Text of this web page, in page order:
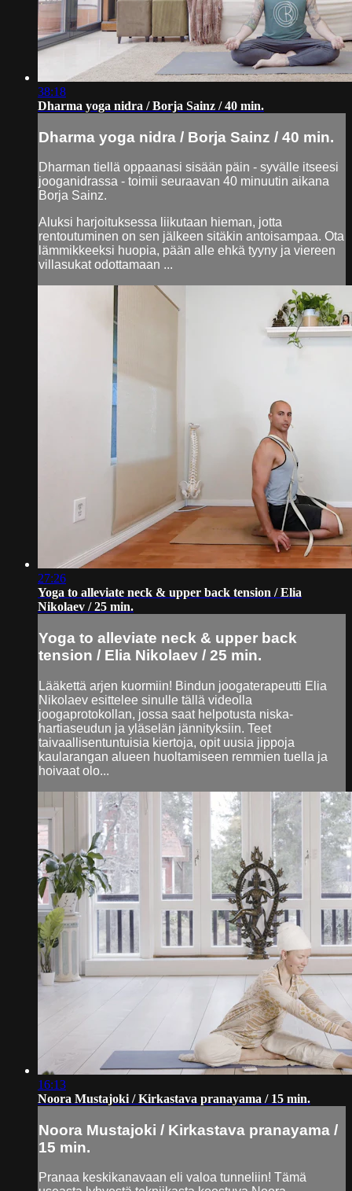
38:18
Dharma yoga nidra / Borja Sainz / 40 min.
Dharma yoga nidra / Borja Sainz / 40 min.
Dharman tiellä oppaanasi sisään päin - syvälle itseesi
jooganidrassa - toimii seuraavan 40 minuutin aikana
Borja Sainz.
Aluksi harjoituksessa liikutaan hieman, jotta
rentoutuminen on sen jälkeen sitäkin antoisampaa. Ota
lämmikkeeksi huopia, pään alle ehkä tyyny ja viereen
villasukat odottamaan ...
27:26
Yoga to alleviate neck & upper back tension / Elia
Nikolaev / 25 min.
Yoga to alleviate neck & upper back
tension / Elia Nikolaev / 25 min.
Lääkettä arjen kuormiin! Bindun joogaterapeutti Elia
Nikolaev esittelee sinulle tällä videolla
joogaprotokollan, jossa saat helpotusta niska-
hartiaseudun ja yläselän jännityksiin. Teet
taivaallisentuntuisia kiertoja, opit uusia jippoja
kaularangan alueen huoltamiseen remmien tuella ja
hoivaat olo...
16:13
Noora Mustajoki / Kirkastava pranayama / 15 min.
Noora Mustajoki / Kirkastava pranayama /
15 min.
Pranaa keskikanavaan eli valoa tunneliin! Tämä